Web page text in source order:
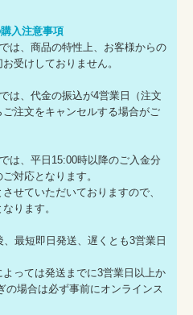
入注意事項
は、商品の特性上、お客様からの
受けしておりません。
は、代金の振込が4営業日（注文
注文をキャンセルする場合がご
は、平日15:00時以降のご入金分
対応となります。
せていただいておりますので、
なります。
最短即日発送、遅くとも3営業日
っては発送までに3営業日以上か
の場合は必ず事前にオンラインス